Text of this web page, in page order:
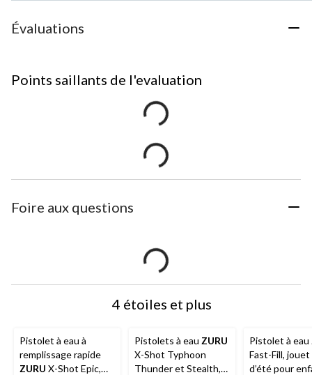
Évaluations
Points saillants de l'evaluation
Foire aux questions
4 étoiles et plus
Pistolet à eau à
remplissage rapide
ZURU X-Shot Epic,
Pistolets à eau ZURU
X-Shot Typhoon
Thunder et Stealth,
Pistolet à eau
Fast-Fill, jouet
d’été pour